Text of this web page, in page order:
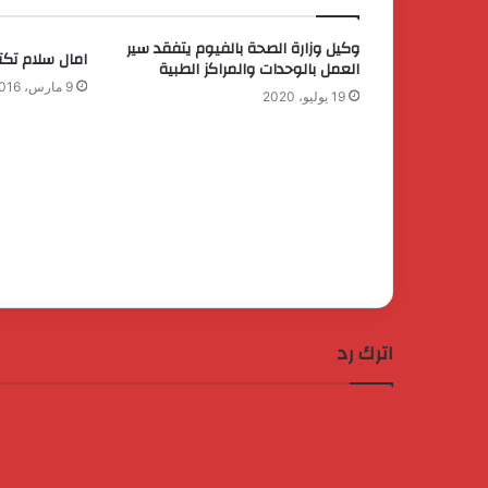
وكيل وزارة الصحة بالفيوم يتفقد سير
العمل بالوحدات والمراكز الطبية
19 يوليو، 2020
امال سلام
9 مارس، 2016
اترك رد